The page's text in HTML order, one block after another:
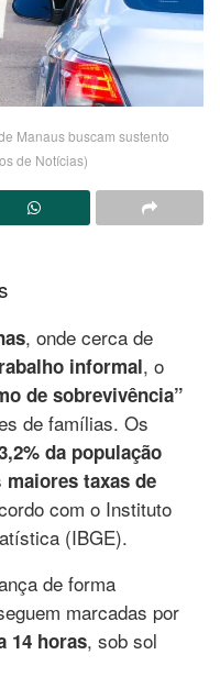
Manaus buscam sustento
de Notícias)
, onde cerca de
informal, o
de sobrevivência”
de famílias. Os
da população
maiores taxas de
com o Instituto
(IBGE).
de forma
marcadas por
14 horas, sob sol